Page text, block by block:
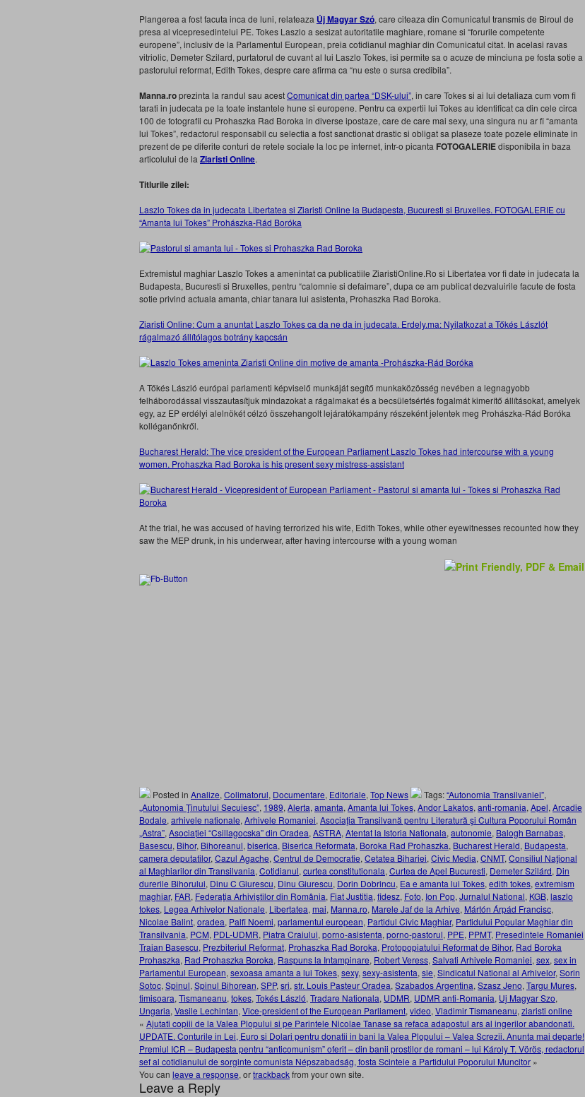
Plangerea a fost facuta inca de luni, relateaza Új Magyar Szó, care citeaza din Comunicatul transmis de Biroul de
presa al vicepresedintelui PE. Tokes Laszlo a sesizat autoritatile maghiare, romane si “forurile competente
europene”, inclusiv de la Parlamentul European, preia cotidianul maghiar din Comunicatul citat. In acelasi ravas
vitriolic, Demeter Szilard, purtatorul de cuvant al lui Laszlo Tokes, isi permite sa o acuze de minciuna pe fosta sotie a
pastorului reformat, Edith Tokes, despre care afirma ca “nu este o sursa credibila”.
Manna.roprezinta la randul sau acestComunicat din partea “DSK-ului”, in care Tokes si ai lui detaliaza cum vom fi
tarati in judecata pe la toate instantele hune si europene. Pentru ca expertii lui Tokes au identificat ca din cele circa
100 de fotografii cu Prohaszka Rad Boroka in diverse ipostaze, care de care mai sexy, una singura nu ar fi “amanta
lui Tokes”, redactorul responsabil cu selectia a fost sanctionat drastic si obligat sa plaseze toate pozele eliminate in
prezent de pe diferite conturi de retele sociale la loc pe internet, intr-o picanta FOTOGALERIEdisponibila in baza
articolului de la Ziaristi Online.
Titlurile zilei:
Laszlo Tokes da in judecata Libertatea si Ziaristi Online la Budapesta, Bucuresti si Bruxelles. FOTOGALERIE cu
“Amanta lui Tokes” Prohászka-Rád Boróka
Extremistul maghiar Laszlo Tokes a amenintat ca publicatiile ZiaristiOnline.Ro si Libertatea vor fi date in judecata la
Budapesta, Bucuresti si Bruxelles, pentru “calomnie si defaimare”, dupa ce am publicat dezvaluirile facute de fosta
sotie privind actuala amanta, chiar tanara lui asistenta, Prohaszka Rad Boroka.
Ziaristi Online: Cum a anuntat Laszlo Tokes ca da ne da in judecata. Erdely.ma: Nyilatkozat a Tőkés Lászlót
rágalmazó állítólagos botrány kapcsán
A Tőkés László európai parlamenti képviselő munkáját segítő munkaközösség nevében a legnagyobb
felháborodással visszautasítjuk mindazokat a rágalmakat és a becsületsértés fogalmát kimerítő állításokat, amelyek
egy, az EP erdélyi alelnökét célzó összehangolt lejáratókampány részeként jelentek meg Prohászka-Rád Boróka
kolléganőnkről.
Bucharest Herald: The vice president of the European Parliament Laszlo Tokes had intercourse with a young
women. Prohaszka Rad Boroka is his present sexy mistress-assistant
At the trial, he was accused of having terrorized his wife, Edith Tokes, while other eyewitnesses recounted how they
saw the MEP drunk, in his underwear, after having intercourse with a young woman
Posted in Analize, Colimatorul, Documentare, Editoriale, Top News Tags:“Autonomia Transilvaniei”,
„Autonomia Ţinutului Secuiesc”, 1989, Alerta, amanta, Amanta lui Tokes, Andor Lakatos, anti-romania, Apel, Arcadie
Bodale, arhivele nationale, Arhivele Romaniei, Asociaţia Transilvană pentru Literatură şi Cultura Poporului Român
„Astra”, Asociației “Csillagocska” din Oradea, ASTRA, Atentat la Istoria Nationala, autonomie, Balogh Barnabas,
Basescu, Bihor, Bihoreanul, biserica, Biserica Reformata, Boroka Rad Prohaszka, Bucharest Herald, Budapesta,
camera deputatilor, Cazul Agache, Centrul de Democratie, Cetatea Bihariei, Civic Media, CNMT, Consiliul Naţional
al Maghiarilor din Transilvania, Cotidianul, curtea constitutionala, Curtea de Apel Bucuresti, Demeter Szilárd, Din
durerile Bihorului, Dinu C Giurescu, Dinu Giurescu, Dorin Dobrincu, Ea e amanta lui Tokes, edith tokes, extremism
maghiar, FAR, Federaţia Arhiviştilor din România, Fiat Justitia, fidesz, Foto, Ion Pop, Jurnalul National, KGB, laszlo
tokes, Legea Arhivelor Nationale, Libertatea, mai, Manna.ro, Marele Jaf de la Arhive, Mártón Árpád Francisc,
Nicolae Balint, oradea, Palfi Noemi, parlamentul european, Partidul Civic Maghiar, Partidului Popular Maghiar din
Transilvania, PCM, PDL-UDMR, Piatra Craiului, porno-asistenta, porno-pastorul, PPE, PPMT, Presedintele Romaniei
Traian Basescu, Prezbiteriul Reformat, Prohaszka Rad Boroka, Protopopiatului Reformat de Bihor, Rad Boroka
Prohaszka, Rad Prohaszka Boroka, Raspuns la Intampinare, Robert Veress, Salvati Arhivele Romaniei, sex, sex in
Parlamentul European, sexoasa amanta a lui Tokes, sexy, sexy-asistenta, sie, Sindicatul National al Arhivelor, Sorin
Sotoc, Spinul, Spinul Bihorean, SPP, sri, str. Louis Pasteur Oradea, Szabados Argentina, Szasz Jeno, Targu Mures,
timisoara, Tismaneanu, tokes, Tokés László, Tradare Nationala, UDMR, UDMR anti-Romania, Uj Magyar Szo,
Ungaria, Vasile Lechintan, Vice-president of the European Parliament, video, Vladimir Tismaneanu, ziaristi online
« Ajutati copiii de la Valea Plopului si pe Parintele Nicolae Tanase sa refaca adapostul ars al ingerilor abandonati.
UPDATE. Conturile in Lei, Euro si Dolari pentru donatii in bani la Valea Plopului – Valea Screzii. Anunta mai departe!
Premiul ICR – Budapesta pentru “anticomunism” oferit – din banii prostilor de romani – lui Károly T. Vörös, redactorul
sef al cotidianului de sorginte comunista Népszabadság, fosta Scinteie a Partidului Poporului Muncitor »
You can leave a response, ortrackbackfrom your own site.
Leave a Reply